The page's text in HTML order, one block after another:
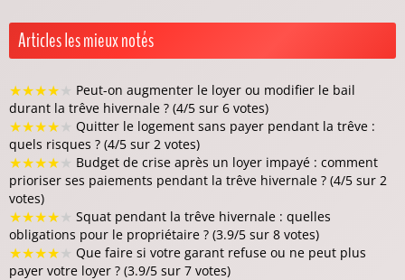
Articles les mieux notés
★★★★ ★ Peut-on augmenter le loyer ou modifier le bail
durant la trêve hivernale ? (4/5 sur 6 votes)
★★★★★ Quitter le logement sans payer pendant la trêve :
quels risques ? (4/5 sur 2 votes)
★★★★★ Budget de crise après un loyer impayé : comment
prioriser ses paiements pendant la trêve hivernale ? (4/5 sur 2
votes)
★★★★★ Squat pendant la trêve hivernale : quelles
obligations pour le propriétaire ? (3.9/5 sur 8 votes)
★★★★★ Que faire si votre garant refuse ou ne peut plus
payer votre loyer ? (3.9/5 sur 7 votes)